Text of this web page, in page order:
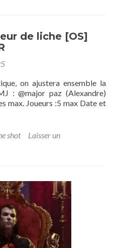
–
Menace
de liche [OS]
on ajustera ensemble la
: @major paz (Alexandre)
max. Joueurs :5 max Date etEn
shot
Laisser un